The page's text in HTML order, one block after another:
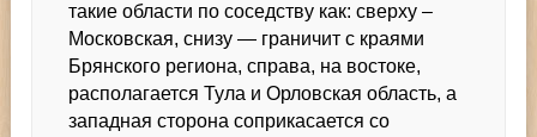
такие области по соседству как: сверху –
Московская, снизу — граничит с краями
Брянского региона, справа, на востоке,
располагается Тула и Орловская область, а
западная сторона соприкасается со